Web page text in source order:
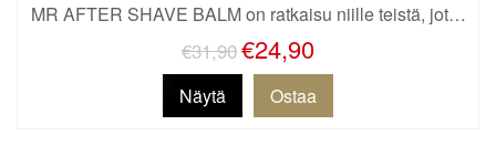
MR AFTER SHAVE BALM on ratkaisu niille teistä, jot…
€31,90€24,90
Näytä